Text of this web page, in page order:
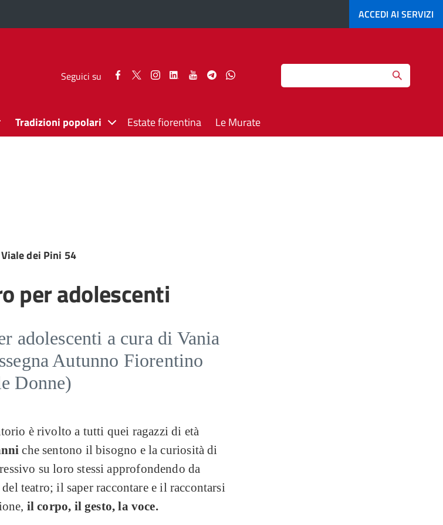
ACCEDI AI SERVIZI
Seguici su
Seguici SeguiciSeguici Seguici SeguiciSeguiciSeguici
Search
Tradizioni popolari Estate fiorentina Le Murate
dei Pini 54
per adolescenti
adolescenti a cura di Vania
Autunno Fiorentino
Donne)
è rivolto a tutti quei ragazzi di età
che sentono il bisogno e la curiosità di
su loro stessi approfondendo da
teatro; il saper raccontare e il raccontarsi
il corpo, il gesto, la voce.